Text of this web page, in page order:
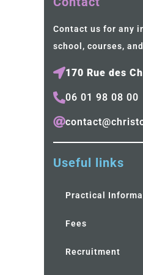
Contact us for any
school, courses,
170 Rue des
06 01 98 08 00
Useful links
Practical
Fees
Recruitment